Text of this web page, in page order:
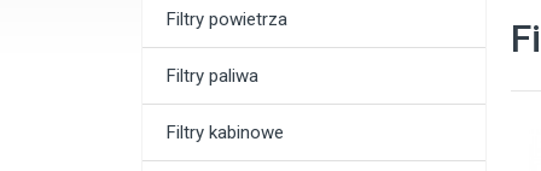
Filtry powietrza
Filtry paliwa
Filtry kabinowe